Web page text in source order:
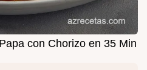
con Chorizo en 35 Min